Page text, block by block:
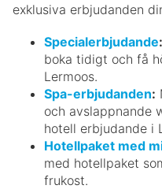
exklusiva erbjudanden
Specialerbjudande:
boka tidigt och få
Lermoos.
Spa-erbjudanden:
och avslappnande
hotell erbjudande i
Hotellpaket med
med hotellpaket
frukost.